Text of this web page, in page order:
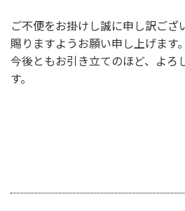
ご不便をお掛けし誠に申し訳ご
賜りますようお願い申し上げます。
今後ともお引き立てのほど、よろ
す。